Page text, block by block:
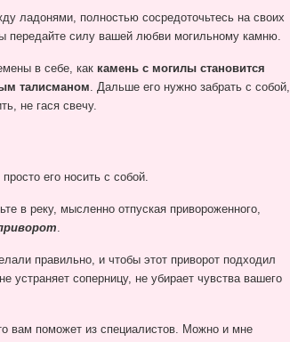
ладонями, полностью сосредоточьтесь на своих
передайте силу вашей любви могильному камню.
в себе, как камень с могилы становится
талисманом. Дальше его нужно забрать с собой,
не гася свечу.
его носить с собой.
в реку, мысленно отпуская привороженного,
правильно, и чтобы этот приворот подходил
устраняет соперницу, не убирает чувства вашего
вам поможет из специалистов. Можно и мне